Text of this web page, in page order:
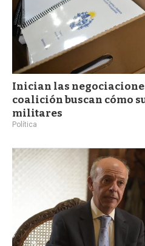
Inician las
coalición buscan cómo
militares
Política